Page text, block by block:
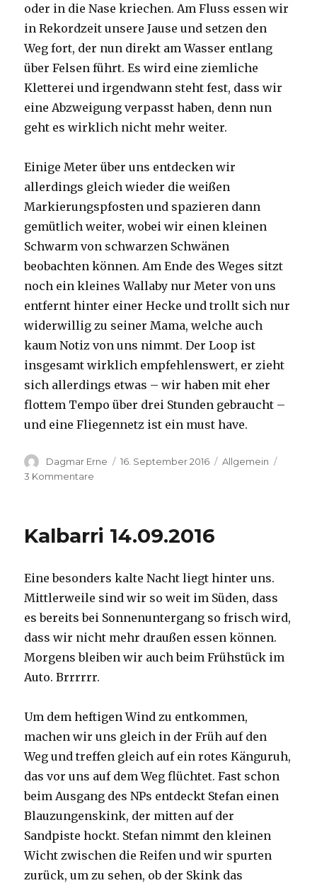
oder in die Nase kriechen. Am Fluss essen wir
in Rekordzeit unsere Jause und setzen den
Weg fort, der nun direkt am Wasser entlang
über Felsen führt. Es wird eine ziemliche
Kletterei und irgendwann steht fest, dass wir
eine Abzweigung verpasst haben, denn nun
geht es wirklich nicht mehr weiter.
Einige Meter über uns entdecken wir
allerdings gleich wieder die weißen
Markierungspfosten und spazieren dann
gemütlich weiter, wobei wir einen kleinen
Schwarm von schwarzen Schwänen
beobachten können. Am Ende des Weges sitzt
noch ein kleines Wallaby nur Meter von uns
entfernt hinter einer Hecke und trollt sich nur
widerwillig zu seiner Mama, welche auch
kaum Notiz von uns nimmt. Der Loop ist
insgesamt wirklich empfehlenswert, er zieht
sich allerdings etwas – wir haben mit eher
flottem Tempo über drei Stunden gebraucht –
und eine Fliegennetz ist ein must have.
Autor
Dagmar Erne
Veröffentlicht
16. September 2016 Kategorien
Allgemein
3 Kommentare
Kalbarri 14.09.2016
Eine besonders kalte Nacht liegt hinter uns.
Mittlerweile sind wir so weit im Süden, dass
es bereits bei Sonnenuntergang so frisch wird,
dass wir nicht mehr draußen essen können.
Morgens bleiben wir auch beim Frühstück im
Auto. Brrrrrr.
Um dem heftigen Wind zu entkommen,
machen wir uns gleich in der Früh auf den
Weg und treffen gleich auf ein rotes Känguruh,
das vor uns auf dem Weg flüchtet. Fast schon
beim Ausgang des NPs entdeckt Stefan einen
Blauzungenskink, der mitten auf der
Sandpiste hockt. Stefan nimmt den kleinen
Wicht zwischen die Reifen und wir spurten
zurück, um zu sehen, ob der Skink das